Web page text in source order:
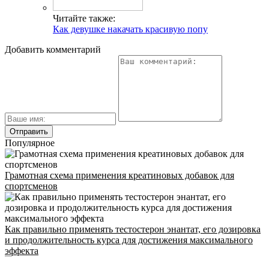
Читайте также:
Как девушке накачать красивую попу
Добавить комментарий
Популярное
Грамотная схема применения креатиновых добавок для
спортсменов
Как правильно применять тестостерон энантат, его дозировка
и продолжительность курса для достижения максимального
эффекта